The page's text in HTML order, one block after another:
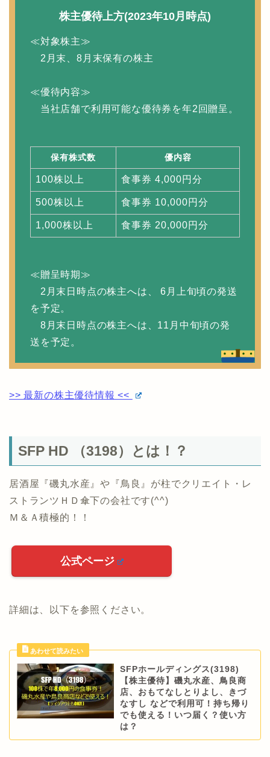
株主優待上方(2023年10月時点)
≪対象株主≫
2月末、8月末保有の株主
≪優待内容≫
当社店舗で利用可能な優待券を年2回贈呈。
保有株式数 優内容
100株以上 食事券 4,000円分
500株以上 食事券 10,000円分
1,000株以上 食事券 20,000円分
≪贈呈時期≫
2月末日時点の株主へは、 6月上旬頃の発送
を予定。
8月末日時点の株主へは、11月中旬頃の発
送を予定。
>> 最新の株主優待情報 <<
SFP HD （3198）とは！？
居酒屋『磯丸水産』や『鳥良』が柱でクリエイト・レ
ストランツＨＤ傘下の会社です(^^)
Ｍ＆Ａ積極的！！
公式ページ
詳細は、以下を参照ください。
SFPホールディングス(3198)
【株主優待】磯丸水産、鳥良商
店、おもてなしとりよし、きづ
なすし などで利用可！持ち帰り
でも使える！いつ届く？使い方
は？